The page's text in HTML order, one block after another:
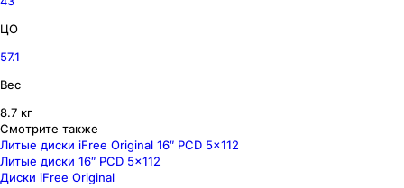
ЦО
57.1
Вес
8.7 кг
Смотрите также
Литые диски iFree Original 16″ PCD 5x112
Литые диски 16″ PCD 5x112
Диски iFree Original